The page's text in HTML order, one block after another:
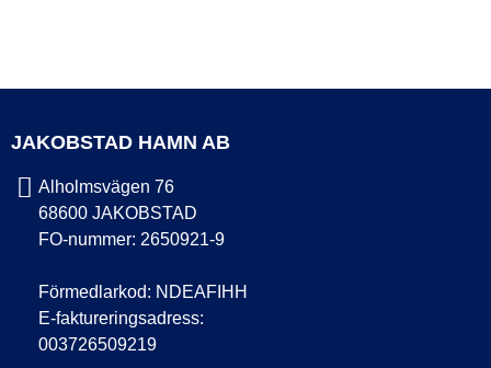
JAKOBSTAD HAMN AB
Alholmsvägen 76
68600 JAKOBSTAD
FO-nummer: 2650921-9
Förmedlarkod: NDEAFIHH
E-faktureringsadress:
003726509219